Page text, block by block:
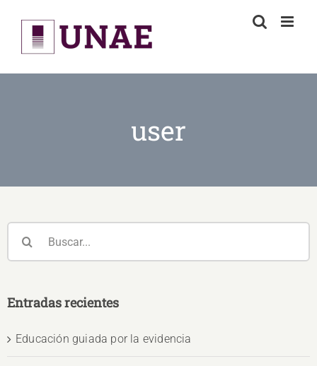
content
user
Entradas recientes
Educación guiada por la evidencia